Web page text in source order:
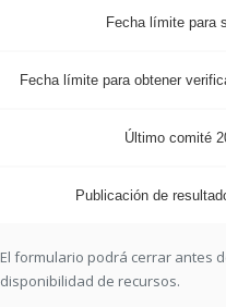
Fecha límite para
Fecha límite para obtener
Último comité
Publicación de
El formulario podrá cerrar antes
disponibilidad de recursos.